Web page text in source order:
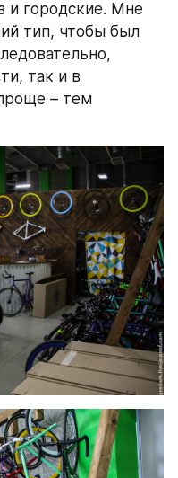
и городские. Мне
тип, чтобы был
так и в
– тем